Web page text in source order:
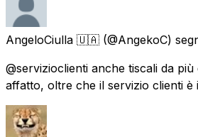
AngeloCiulla 🇺🇦 (@AngekoC)
@servizioclienti anche tiscali da
affatto, oltre che il servizio clienti è